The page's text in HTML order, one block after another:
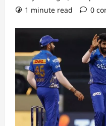
1 minute read
0